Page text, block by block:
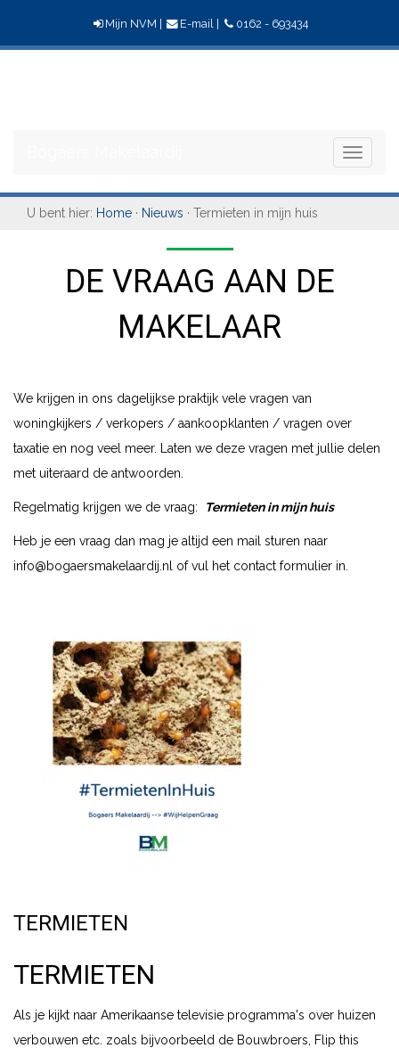
Mijn NVM E-mail| 0162 - 693434
Toggle
U bent hier: Home · Nieuws · Termieten in mijn huis
DE VRAAG AAN DE
MAKELAAR
We krijgen in ons dagelijkse praktijk vele vragen van
woningkijkers / verkopers / aankoopklanten / vragen over
taxatie en nog veel meer. Laten we deze vragen met jullie delen
met uiteraard de antwoorden.
Regelmatig krijgen we de vraag: Termieten in mijn huis
Heb je een vraag dan mag je altijd een mail sturen naar
info@bogaersmakelaardij.nl
of vul het contact formulier in.
TERMIETEN
TERMIETEN
Als je kijkt naar Amerikaanse televisie programma's over huizen
verbouwen etc. zoals bijvoorbeeld de Bouwbroers, Flip this